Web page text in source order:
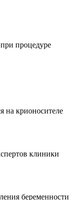
процедуре
на крионосителе
клиники
беременности